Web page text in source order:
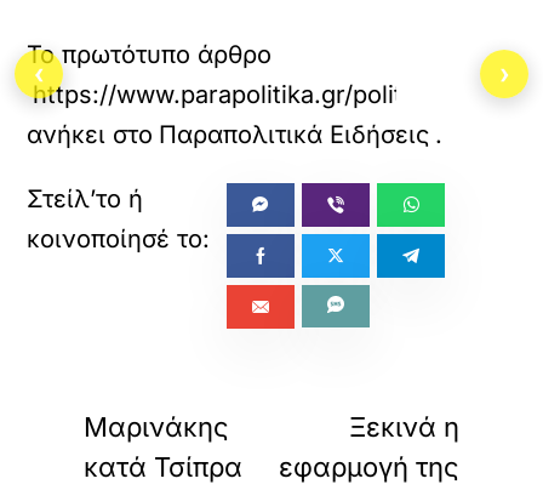
Το πρωτότυπο άρθρο
https://www.parapolitika.gr/politiki/article/
ανήκει στο Παραπολιτικά Ειδήσεις .
Μαρινάκης
κατά Τσίπρα
Ξεκινά η
εφαρμογή της
‹ ›